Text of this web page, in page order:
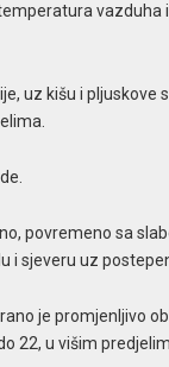
vazduha
uz kišu i
povremeno sa
i sjeveru uz
je promjenljivo
22, u višim